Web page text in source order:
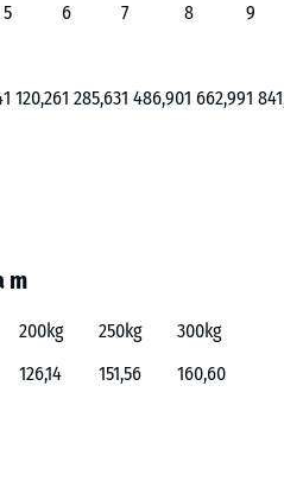
5 6 7 8 9
1 120,261 285,631 486,901 662,991
m
200kg 250kg
300kg
126,14 151,56 160,60